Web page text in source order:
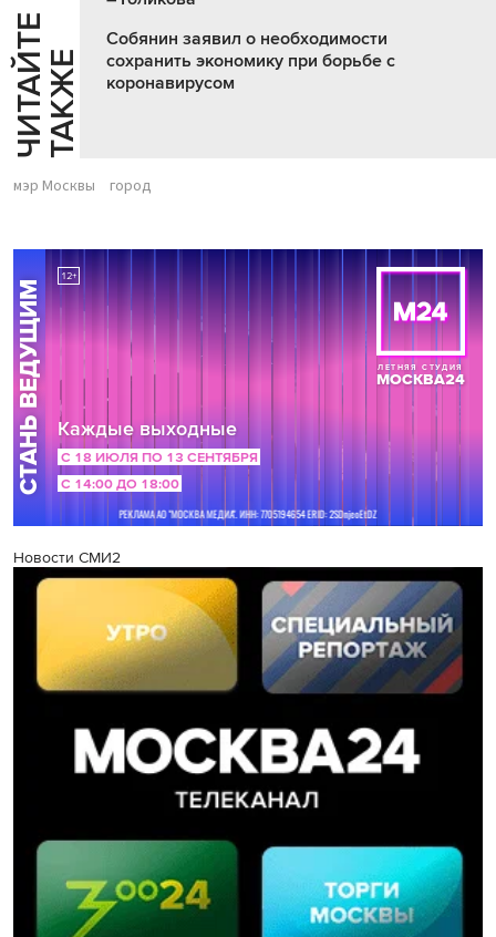
Ч
И
Т
АЙ
Т
Е
Т
А
К
ЖЕ
Собянин заявил о необходимости
сохранить экономику при борьбе с
коронавирусом
мэр Москвы город
Новости СМИ2